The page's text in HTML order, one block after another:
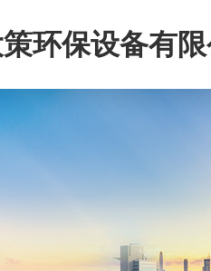
环保设备有